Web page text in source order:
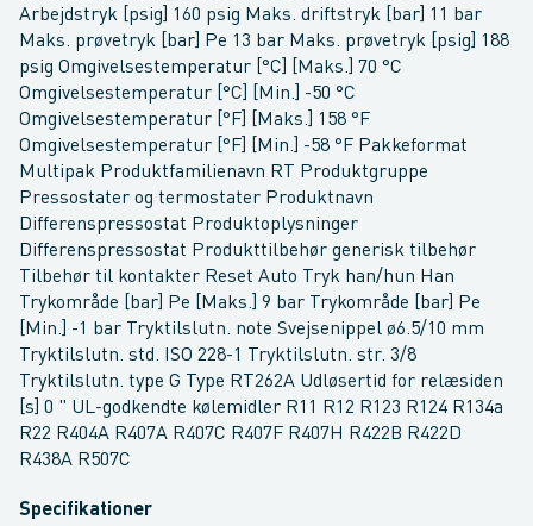
Arbejdstryk [psig] 160 psig Maks. driftstryk [bar] 11 bar
Maks. prøvetryk [bar] Pe 13 bar Maks. prøvetryk [psig] 188
psig Omgivelsestemperatur [°C] [Maks.] 70 °C
Omgivelsestemperatur [°C] [Min.] -50 °C
Omgivelsestemperatur [°F] [Maks.] 158 °F
Omgivelsestemperatur [°F] [Min.] -58 °F Pakkeformat
Multipak Produktfamilienavn RT Produktgruppe
Pressostater og termostater Produktnavn
Differenspressostat Produktoplysninger
Differenspressostat Produkttilbehør generisk tilbehør
Tilbehør til kontakter Reset Auto Tryk han/hun Han
Trykområde [bar] Pe [Maks.] 9 bar Trykområde [bar] Pe
[Min.] -1 bar Tryktilslutn. note Svejsenippel ø6.5/10 mm
Tryktilslutn. std. ISO 228-1 Tryktilslutn. str. 3/8
Tryktilslutn. type G Type RT262A Udløsertid for relæsiden
[s] 0 " UL-godkendte kølemidler R11 R12 R123 R124 R134a
R22 R404A R407A R407C R407F R407H R422B R422D
R438A R507C
Specifikationer